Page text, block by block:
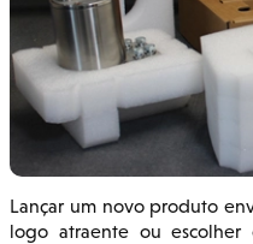
Lançar um novo produto
logo atraente ou escolher